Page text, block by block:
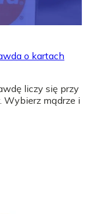
o kartach
liczy się przy
Wybierz mądrze i